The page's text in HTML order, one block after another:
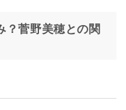
？菅野美穂との関